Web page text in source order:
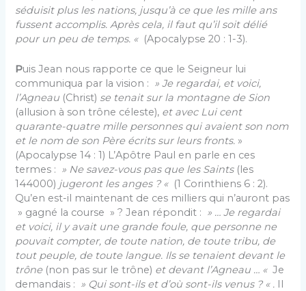
séduisit plus les nations, jusqu’à ce que les mille ans
fussent accomplis. Après cela, il faut qu’il soit délié
pour un peu de temps. « (Apocalypse 20 : 1-3).
Puis Jean nous rapporte ce que le Seigneur lui
communiqua par la vision : » Je regardai, et voici,
l’Agneau (Christ) se tenait sur la montagne de Sion
(allusion à son trône céleste), et avec Lui cent
quarante-quatre mille personnes qui avaient son nom
et le nom de son Père écrits sur leurs fronts. »
(Apocalypse 14 : 1) L’Apôtre Paul en parle en ces
termes : » Ne savez-vous pas que les Saints(les
144000) jugeront les anges ? « (1 Corinthiens 6 : 2).
Qu’en est-il maintenant de ces milliers qui n’auront pas
» gagné la course » ? Jean répondit : » … Je regardai
et voici, il y avait une grande foule, que personne ne
pouvait compter, de toute nation, de toute tribu, de
tout peuple, de toute langue. Ils se tenaient devant le
trône(non pas sur le trône) et devant l’Agneau … « Je
demandais : » Qui sont-ils et d’où sont-ils venus ? « . Il